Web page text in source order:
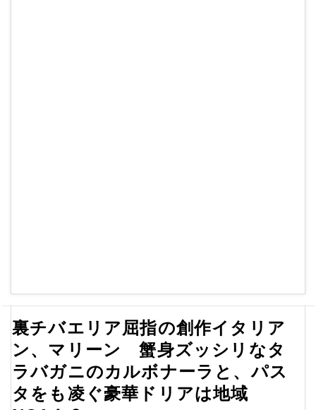
裏チバエリア屈指の創作イタリア
ン、マリーン 蟹身ズッシリなタ
ラバガニのカルボナーラと、パス
タをも凌ぐ豪華ドリアは地域